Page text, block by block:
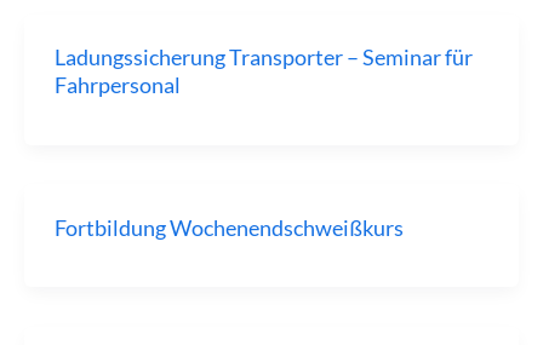
Ladungssicherung Transporter – Seminar für
Fahrpersonal
Fortbildung Wochenendschweißkurs